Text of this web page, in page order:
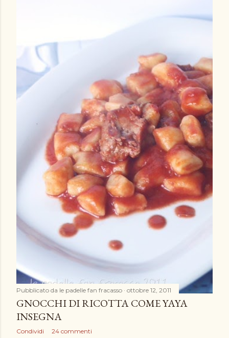
Pubblicato da le padelle fan fracasso ottobre 12, 2011
GNOCCHI DI RICOTTA COME YAYA
INSEGNA
Condividi 24 commenti